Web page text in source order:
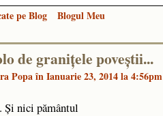
pe Blog Blogul Meu
de graniţele poveştii...
Popaîn Ianuarie 23, 2014 la 4:56pm
nici pământul